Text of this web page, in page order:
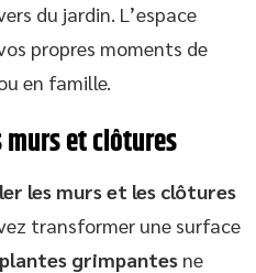
du jardin. L’espace
propres moments de
en famille.
et clôtures
les murs et les clôtures
transformer une surface
plantes grimpantes ne